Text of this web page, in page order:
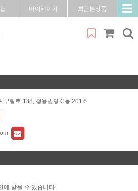
마이페이지 최근본상품
부림로 188, 청용빌딩 C동 201호
에 받을 수 있습니다.